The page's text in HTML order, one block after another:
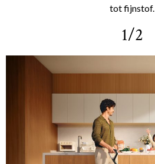
tot fijnstof.
1/2